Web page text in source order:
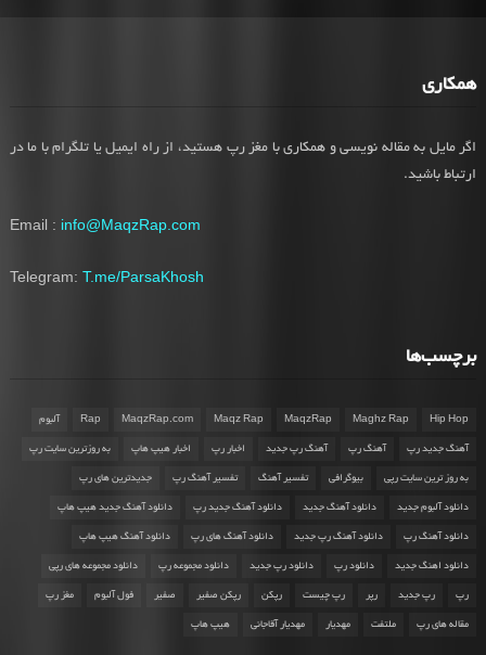
همکاری
اگر مایل به مقاله نویسی و همکاری با مغز رپ هستید، از راه ایمیل یا تلگرام با ما در
ارتباط باشید.
Email : info@MaqzRap.com
Telegram: T.me/ParsaKhosh
برچسب‌ها
Hip Hop
Maghz Rap
MaqzRap
Maqz Rap
MaqzRap.com
Rap آلبوم
آهنگ جدید رپ آهنگ رپ آهنگ رپ جدید اخبار رپ اخبار هیپ هاپ به روزترین سایت رپ
به روز ترین سایت رپی بیوگرافی تفسیر آهنگ تفسیر آهنگ رپ جدیدترین های رپ
دانلود آلبوم جدید دانلود آهنگ جدید دانلود آهنگ جدید رپ دانلود آهنگ جدید هیپ هاپ
دانلود آهنگ رپ دانلود آهنگ رپ جدید دانلود آهنگ های رپ دانلود آهنگ هیپ هاپ
دانلود اهنگ جدید دانلود رپ دانلود رپ جدید دانلود مجموعه رپ دانلود مجموعه های رپی
رپ رپ جدید رپر رپ چیست رپکن رپکن صفیر صفیر فول آلبوم مغز رپ
مقاله های رپ ملتفت مهدیار مهدیار آقاجانی هیپ هاپ